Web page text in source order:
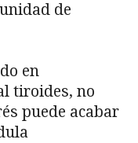
de
en
tiroides, no
puede acabar